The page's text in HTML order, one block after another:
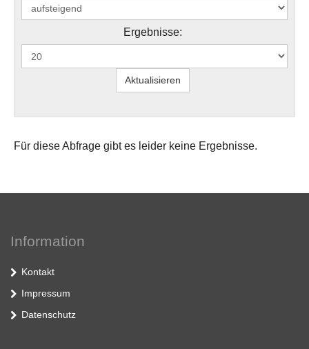
Ergebnisse:
Für diese Abfrage gibt es leider keine Ergebnisse.
Information
Kontakt
Impressum
Datenschutz